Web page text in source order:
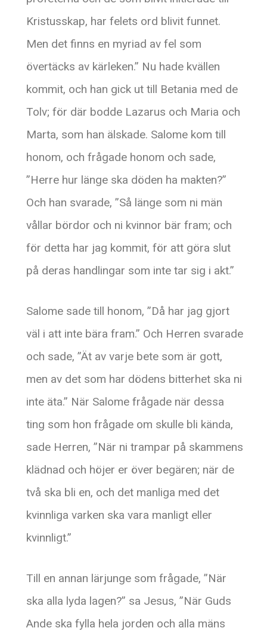
Kristusskap, har felets ord blivit funnet.
Men det finns en myriad av fel som
övertäcks av kärleken.” Nu hade kvällen
kommit, och han gick ut till Betania med de
Tolv; för där bodde Lazarus och Maria och
Marta, som han älskade. Salome kom till
honom, och frågade honom och sade,
”Herre hur länge ska döden ha makten?”
Och han svarade, ”Så länge som ni män
vållar bördor och ni kvinnor bär fram; och
för detta har jag kommit, för att göra slut
på deras handlingar som inte tar sig i akt.”
Salome sade till honom, ”Då har jag gjort
väl i att inte bära fram.” Och Herren svarade
och sade, ”Ät av varje bete som är gott,
men av det som har dödens bitterhet ska ni
inte äta.” När Salome frågade när dessa
ting som hon frågade om skulle bli kända,
sade Herren, ”När ni trampar på skammens
klädnad och höjer er över begären; när de
två ska bli en, och det manliga med det
kvinnliga varken ska vara manligt eller
kvinnligt.”
Till en annan lärjunge som frågade, ”När
ska alla lyda lagen?” sa Jesus, ”När Guds
Ande ska fylla hela jorden och alla mäns